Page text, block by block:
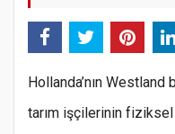
Hollanda’nın Westland
tarım işçilerinin fiziksel